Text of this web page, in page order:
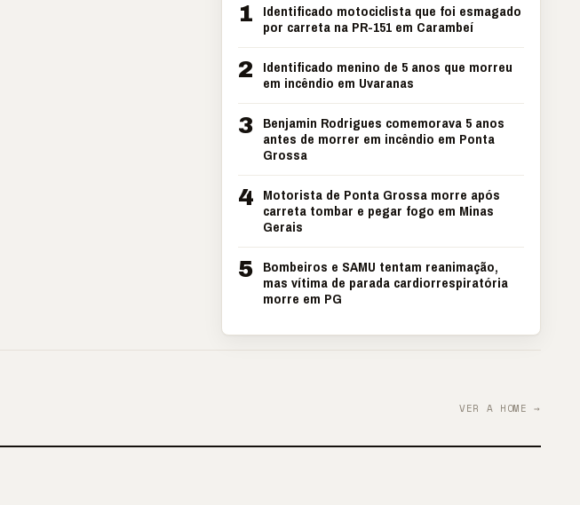
1
Identificado motociclista que foi esmagado
por carreta na PR-151 em Carambeí
2
Identificado menino de 5 anos que morreu
em incêndio em Uvaranas
3 Benjamin Rodrigues comemorava 5 anos
antes de morrer em incêndio em Ponta
Grossa
4 Motorista de Ponta Grossa morre após
carreta tombar e pegar fogo em Minas
Gerais
5 Bombeiros e SAMU tentam reanimação,
mas vítima de parada cardiorrespiratória
morre em PG
VER A HOME →